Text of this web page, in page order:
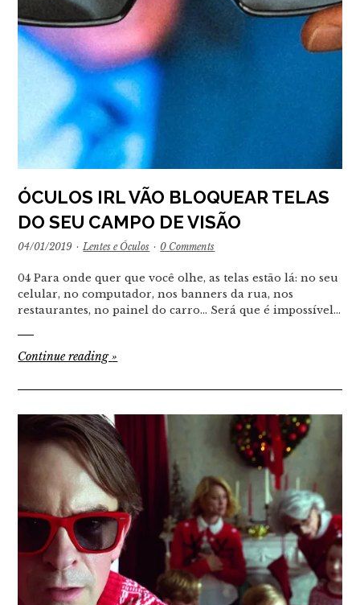
ÓCULOS IRL VÃO BLOQUEAR TELAS
DO SEU CAMPO DE VISÃO
04/01/2019 · Lentes e Óculos · 0 Comments
04 Para onde quer que você olhe, as telas estão lá: no seu
celular, no computador, nos banners da rua, nos
restaurantes, no painel do carro… Será que é impossível…
Continue reading»